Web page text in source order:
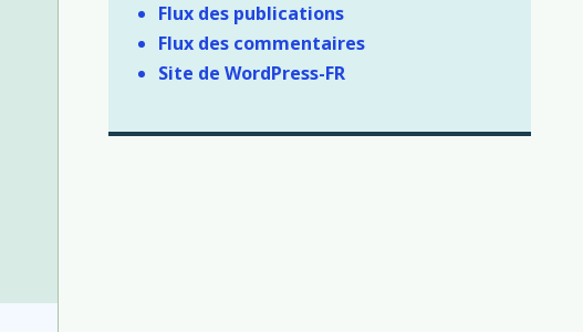
Flux des publications
Flux des commentaires
Site de WordPress-FR